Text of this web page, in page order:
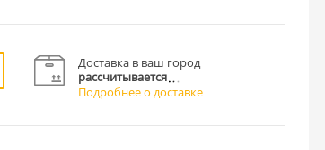
Доставка в ваш город
рассчитывается
Подробнее о доставке